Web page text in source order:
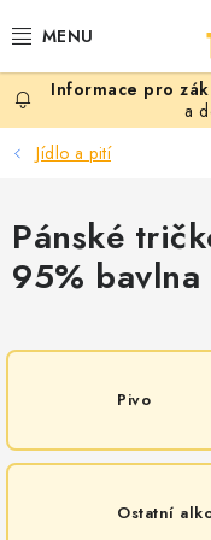
na
PRO ŽENY
PRO MUŽE
PRO DĚTI
DOPLŇKY
PRO PÁRY
a
Jídlo a pití
Pánské
95%
Pivo
Ostatní